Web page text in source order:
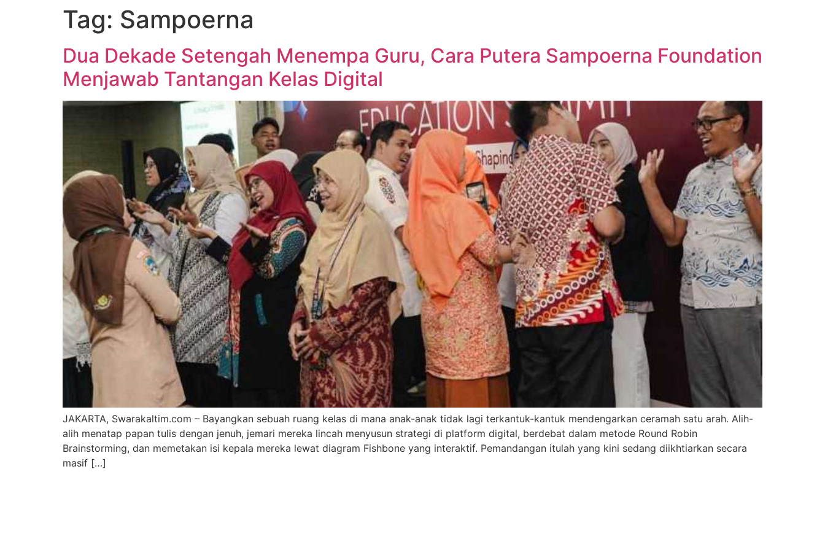
Tag: Sampoerna
Dua Dekade Setengah Menempa Guru, Cara Putera Sampoerna Foundation
Menjawab Tantangan Kelas Digital
JAKARTA, Swarakaltim.com – Bayangkan sebuah ruang kelas di mana anak-anak tidak lagi terkantuk-kantuk mendengarkan ceramah satu arah. Alih-
alih menatap papan tulis dengan jenuh, jemari mereka lincah menyusun strategi di platform digital, berdebat dalam metode Round Robin
Brainstorming, dan memetakan isi kepala mereka lewat diagram Fishbone yang interaktif. Pemandangan itulah yang kini sedang diikhtiarkan secara
masif […]